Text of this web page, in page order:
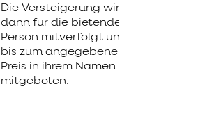
Die Versteigerung wird
dann für die bietende
Person mitverfolgt und
bis zum angegebenen
Preis in ihrem Namen
mitgeboten.